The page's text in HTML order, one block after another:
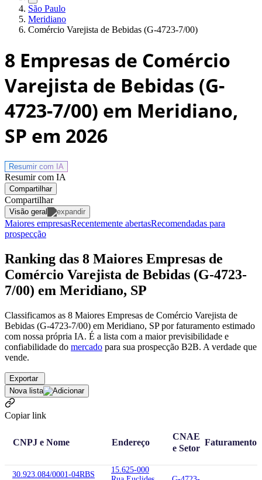
São Paulo
Meridiano
Comércio Varejista de Bebidas (G-4723-7/00)
8 Empresas de Comércio
Varejista de Bebidas (G-
4723-7/00) em Meridiano,
SP em 2026
Resumir com IA
Resumir com IA
Compartilhar
Compartilhar
Visão geral
Maiores empresasRecentemente abertasRecomendadas para
prospecção
Ranking das 8 Maiores Empresas de
Comércio Varejista de Bebidas (G-4723-
7/00) em Meridiano, SP
Classificamos as 8 Maiores Empresas de Comércio Varejista de
Bebidas (G-4723-7/00) em Meridiano, SP por faturamento estimado
com nossa própria IA. É a lista com a maior previsibilidade e
confiabilidade do mercado para sua prospecção B2B. A verdade que
vende.
Exportar
Nova lista
Copiar link
CNPJ e Nome Endereço
CNAE
e Setor
Faturamento
30.923.084/0001-04RBS
15.625-000